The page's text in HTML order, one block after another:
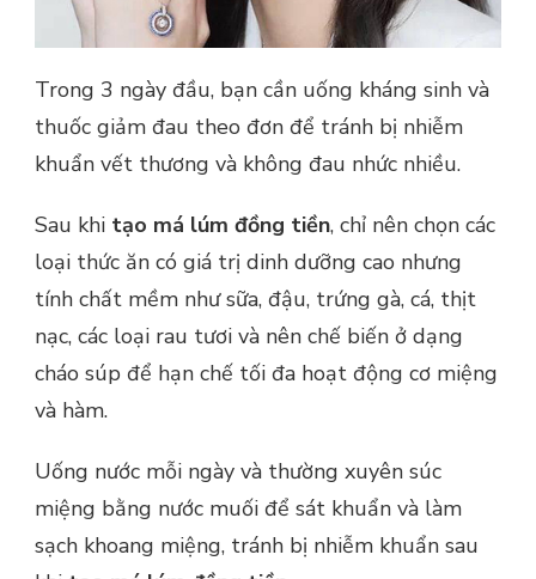
Trong 3 ngày đầu, bạn cần uống kháng sinh và
thuốc giảm đau theo đơn để tránh bị nhiễm
khuẩn vết thương và không đau nhức nhiều.
Sau khi tạo má lúm đồng tiền, chỉ nên chọn các
loại thức ăn có giá trị dinh dưỡng cao nhưng
tính chất mềm như sữa, đậu, trứng gà, cá, thịt
nạc, các loại rau tươi và nên chế biến ở dạng
cháo súp để hạn chế tối đa hoạt động cơ miệng
và hàm.
Uống nước mỗi ngày và thường xuyên súc
miệng bằng nước muối để sát khuẩn và làm
sạch khoang miệng, tránh bị nhiễm khuẩn sau